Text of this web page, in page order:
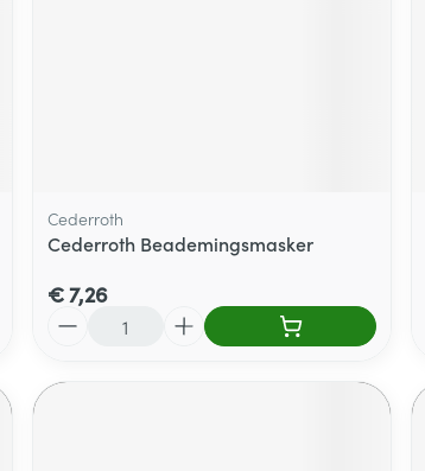
Cederroth
Cederroth Beademingsmasker
€ 7,26